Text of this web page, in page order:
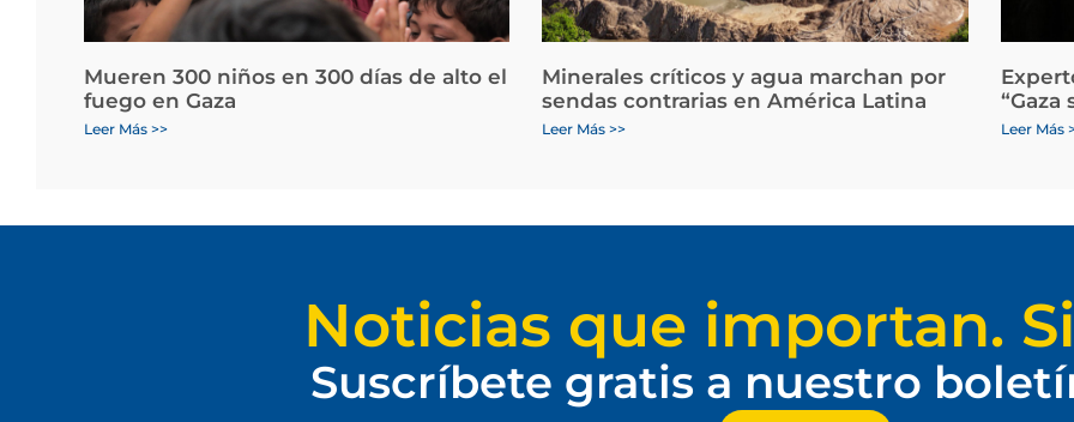
Mueren 300 niños en 300 días de alto el
fuego en Gaza
Leer Más >>
Minerales críticos y agua marchan por
sendas contrarias en América Latina
Leer Más >>
“Gaza
Leer Más
Noticias que importan.
Suscríbete gratis a nuestro